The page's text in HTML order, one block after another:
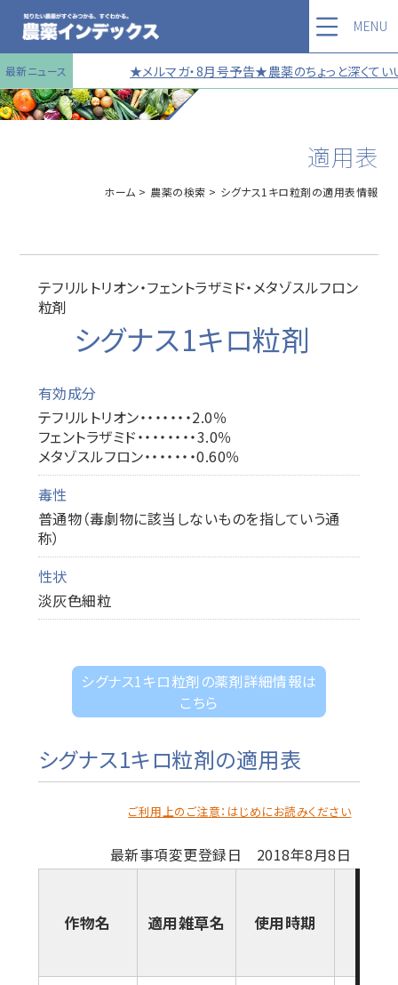
最新ニュース ★メルマガ・8月号予告★農薬のちょっと深く
MENU
適用表
ホーム 農薬の検索 シグナス1キロ粒剤の適用表情報
テフリルトリオン・フェントラザミド・メタゾスルフロン
粒剤
シグナス1キロ粒剤
有効成分
テフリルトリオン・・・・・・・2.0％
フェントラザミド・・・・・・・・3.0％
メタゾスルフロン・・・・・・・0.60％
毒性
普通物（毒劇物に該当しないものを指していう通
称）
性状
淡灰色細粒
シグナス1キロ粒剤の薬剤詳細情報は
こちら
シグナス1キロ粒剤の適用表
ご利用上のご注意：はじめにお読みください
最新事項変更登録日 2018年8月8日
作物名 適用雑草名 使用時期